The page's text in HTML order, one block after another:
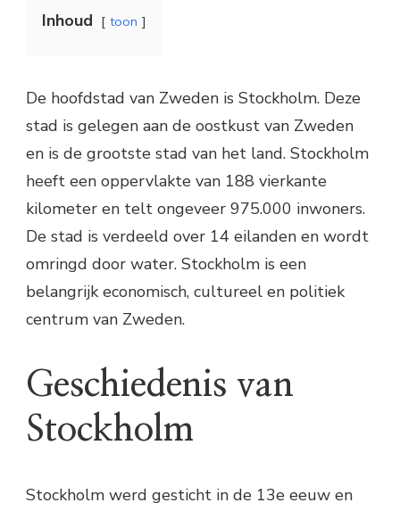
Inhoud toon
De hoofdstad van Zweden is Stockholm. Deze
stad is gelegen aan de oostkust van Zweden
en is de grootste stad van het land. Stockholm
heeft een oppervlakte van 188 vierkante
kilometer en telt ongeveer 975.000 inwoners.
De stad is verdeeld over 14 eilanden en wordt
omringd door water. Stockholm is een
belangrijk economisch, cultureel en politiek
centrum van Zweden.
Geschiedenis van
Stockholm
Stockholm werd gesticht in de 13e eeuw en